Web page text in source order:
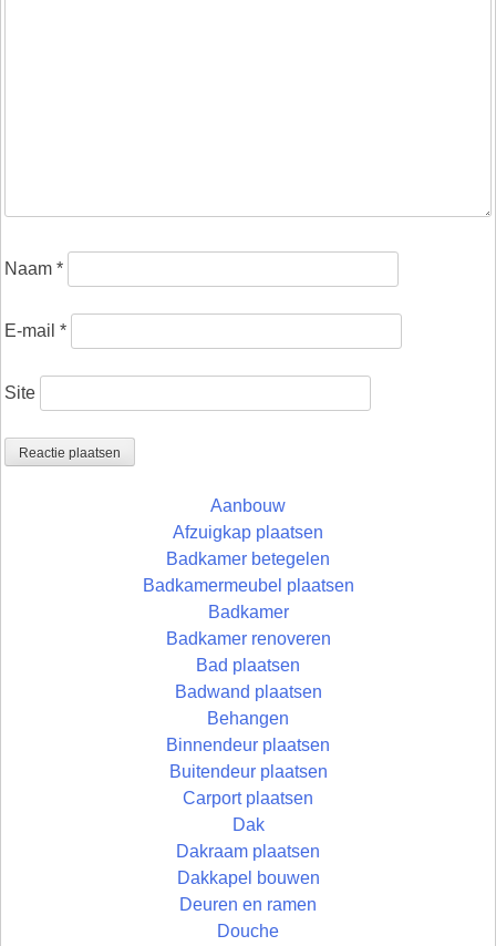
Naam *
E-mail *
Site
Aanbouw
Afzuigkap plaatsen
Badkamer betegelen
Badkamermeubel plaatsen
Badkamer
Badkamer renoveren
Bad plaatsen
Badwand plaatsen
Behangen
Binnendeur plaatsen
Buitendeur plaatsen
Carport plaatsen
Dak
Dakraam plaatsen
Dakkapel bouwen
Deuren en ramen
Douche